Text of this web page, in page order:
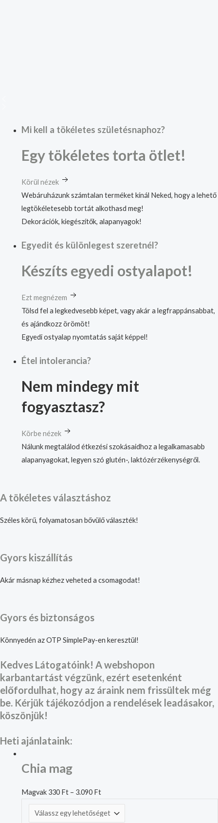
Mi kell a tökéletes születésnaphoz?
Egy tökéletes torta ötlet!
Körül nézek
Webáruházunk számtalan terméket kínál Neked, hogy a lehető
legtökéletesebb tortát alkothasd meg!
Dekorációk, kiegészítők, alapanyagok!
Egyedit és különlegest szeretnél?
Készíts egyedi ostyalapot!
Ezt megnézem
Tölsd fel a legkedvesebb képet, vagy akár a legfrappánsabbat,
és ajándkozz örömöt!
Egyedi ostyalap nyomtatás saját képpel!
Étel intolerancia?
Nem mindegy mit
fogyasztasz?
Körbe nézek
Nálunk megtalálod étkezési szokásaidhoz a legalkamasabb
alapanyagokat, legyen szó glutén-, laktózérzékenységről.
A tökéletes választáshoz
Széles körű, folyamatosan bővülő választék!
Gyors kiszállítás
Akár másnap kézhez veheted a csomagodat!
Gyors és biztonságos
Könnyedén az OTP SimplePay-en keresztül!
Kedves Látogatóink! A webshopon
karbantartást végzünk, ezért esetenként
előfordulhat, hogy az áraink nem frissültek még
be. Kérjük tájékozódjon a rendelések leadásakor,
köszönjük!
Heti ajánlataink:
Chia mag
Magvak 330 Ft– 3.090 Ft